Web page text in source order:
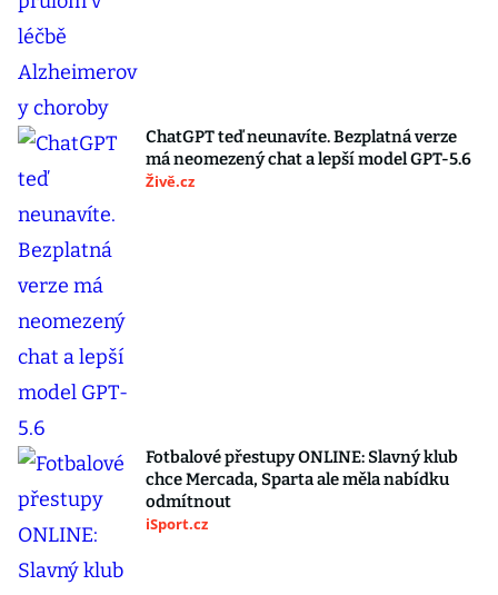
ChatGPT teď neunavíte. Bezplatná verze
má neomezený chat a lepší model GPT-5.6
Živě.cz
Fotbalové přestupy ONLINE: Slavný klub
chce Mercada, Sparta ale měla nabídku
odmítnout
iSport.cz